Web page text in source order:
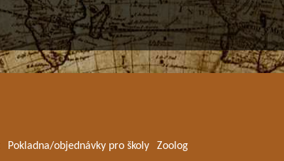
Pokladna/objednávky pro školy
Zoolog